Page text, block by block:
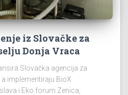
iz Slovačke za
Donja Vraca
Slovačka agencija za
implementiraju BioX
i Eko forum Zenica,